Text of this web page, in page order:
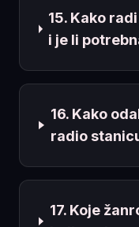
15. Kako
i je li
16. Kako
radio
17. Koje